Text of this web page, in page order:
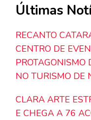
Últimas
RECANTO
CENTRO DE
PROTAGONISMO
NO TURISMO DE
CLARA ARTE
E CHEGA A 76